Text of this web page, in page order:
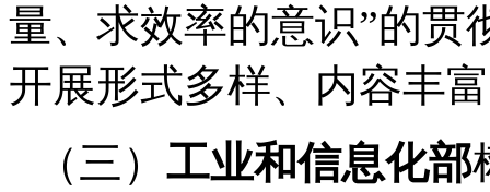
量、求效率的意识”的贯
开展形式多样、内容丰
（三） 工业和信息化部